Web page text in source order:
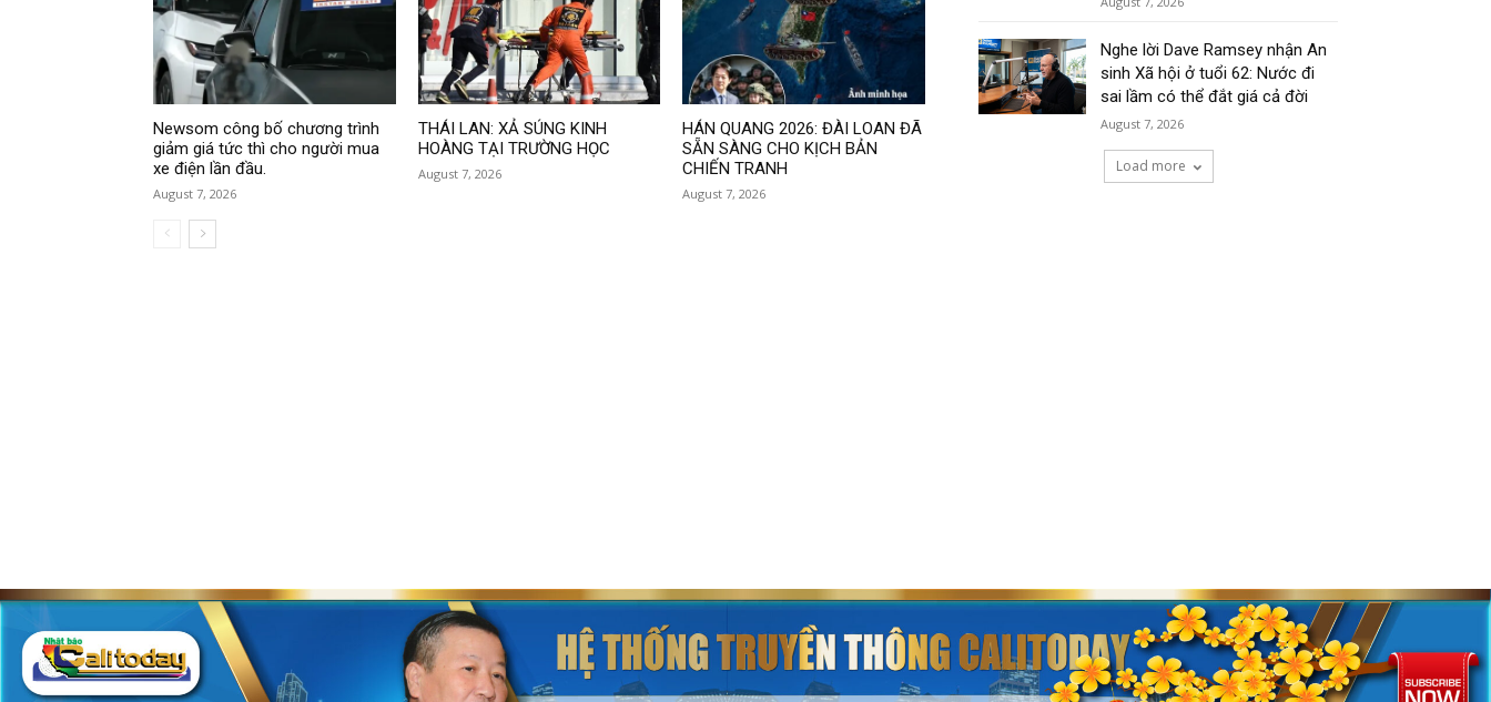
Newsom công bố chương trình
giảm giá tức thì cho người mua
xe điện lần đầu.
August 7, 2026
THÁI LAN: XẢ SÚNG KINH
HOÀNG TẠI TRƯỜNG HỌC
August 7, 2026
HÁN QUANG 2026: ĐÀI LOAN ĐÃ
SẴN SÀNG CHO KỊCH BẢN
CHIẾN TRANH
August 7, 2026
Nghe lời Dave Ramsey nhận An
sinh Xã hội ở tuổi 62: Nước đi
sai lầm có thể đắt giá cả đời
August 7, 2026
Load more